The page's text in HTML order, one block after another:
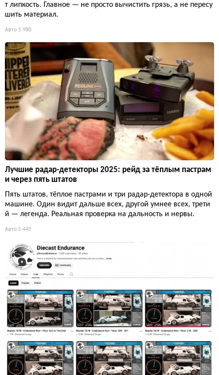
т липкость. Главное — не просто вычистить грязь, а не пересу
шить материал.
Авто 5 980
Лучшие радар-детекторы 2025: рейд за тёплым пастрам
и через пять штатов
Пять штатов, тёплое пастрами и три радар-детектора в одной
машине. Один видит дальше всех, другой умнее всех, трети
й — легенда. Реальная проверка на дальность и нервы.
Авто 5 445